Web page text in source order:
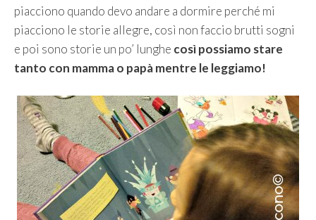
piacciono quando devo andare a dormire perché mi
piacciono le storie allegre, così non faccio brutti sogni
e poi sono storie un po’ lunghe così possiamo stare
tanto con mamma o papà mentre le leggiamo!